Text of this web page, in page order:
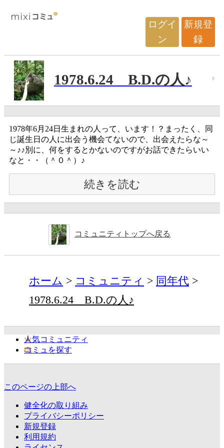
ログイ
ン
新規登
録
1978.6.24 B.D.の人♪
1978年6月24日生まれの人って、います！？まったく、同
じ誕生日の人に出会う機会てないので、出会えたらな～
～♪♪別に、何をするとかないのですがお話できたらいい
なと・・（＾０＾）♪
続きを読む
コミュニティトップへ戻る
ホーム コミュニティ
同年代
1978.6.24 B.D.の人♪
人気コミュニティ
コミュを探す
このページの上部へ
健全化の取り組み
プライバシーポリシー
新規登録
利用規約